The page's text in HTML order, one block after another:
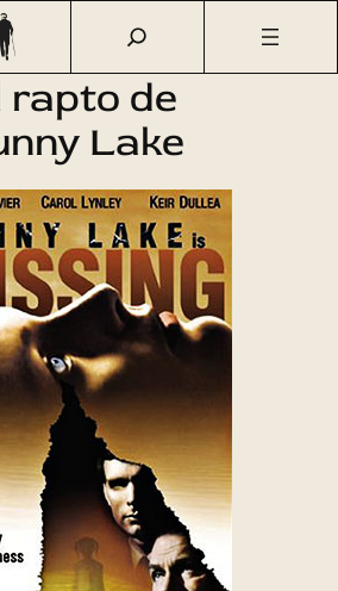
Cultural Cine/
El rapto de Bunny
rapto de
Lake